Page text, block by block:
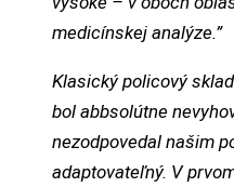
medicínskej analýze.”
Klasický policový
bol abbsolútne
nezodpovedal našim
adaptovateľný. V